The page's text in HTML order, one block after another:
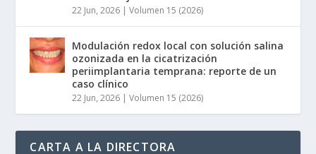
22 Jun, 2026 |Volumen 15 (2026)
Modulación redox local con solución salina
ozonizada en la cicatrización
periimplantaria temprana: reporte de un
caso clínico
22 Jun, 2026 |Volumen 15 (2026)
CARTA A LA DIRECTORA